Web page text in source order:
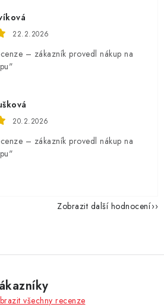
22.2.2026
– zákazník provedl nákup na
20.2.2026
– zákazník provedl nákup na
Zobrazit další hodnocení
všechny recenze